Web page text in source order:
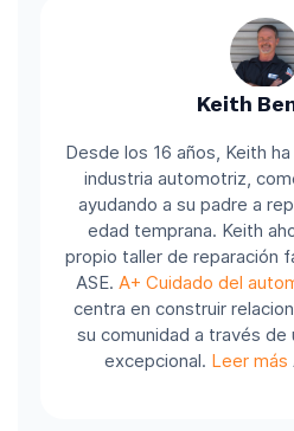
Keith
Desde los 16 años, Keith
industria automotriz,
ayudando a su padre a
edad temprana. Keith
propio taller de reparación
ASE. A+ Cuidado del
centra en construir
su comunidad a través de
excepcional. Leer más